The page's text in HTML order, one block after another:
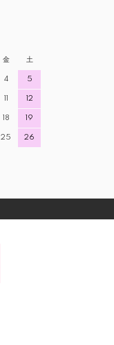
金 土
4 5
11 12
18 19
25 26